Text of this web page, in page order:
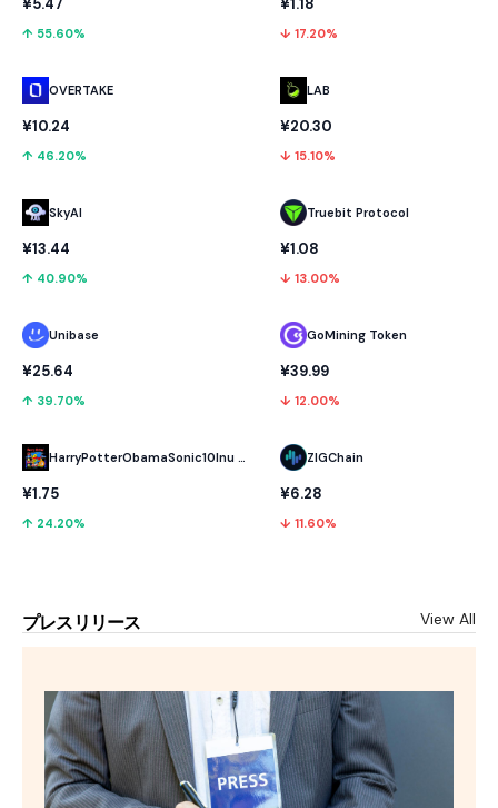
¥5.47
↑ 55.60%
OVERTAKE
¥10.24
↑ 46.20%
SkyAI
¥13.44
↑ 40.90%
Unibase
¥25.64
↑ 39.70%
HarryPotterObamaSonic10Inu (ETH)
¥1.75
↑ 24.20%
¥1.18
↓ 17.20%
LAB
¥20.30
↓ 15.10%
Truebit Protocol
¥1.08
↓ 13.00%
GoMining Token
¥39.99
↓ 12.00%
ZIGChain
¥6.28
↓ 11.60%
プレスリリース View All